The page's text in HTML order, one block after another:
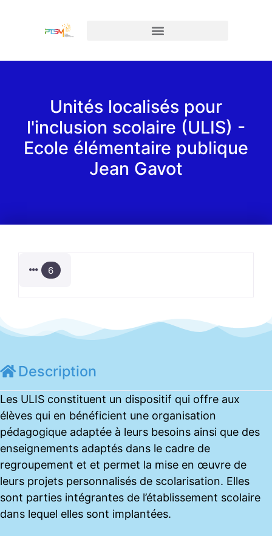
Unités localisés pour
l'inclusion scolaire (ULIS) -
Ecole élémentaire publique
Jean Gavot
6
Description
Les ULIS constituent un dispositif qui offre aux
élèves qui en bénéficient une organisation
pédagogique adaptée à leurs besoins ainsi que des
enseignements adaptés dans le cadre de
regroupement et et permet la mise en œuvre de
leurs projets personnalisés de scolarisation. Elles
sont parties intégrantes de l’établissement scolaire
dans lequel elles sont implantées.